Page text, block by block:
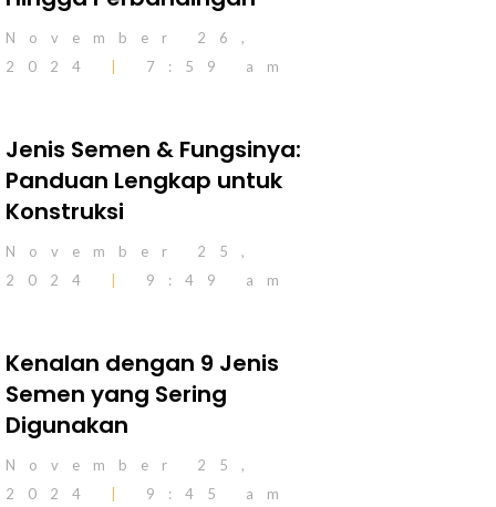
November 26,
2024
7:59 am
Jenis Semen & Fungsinya:
Panduan Lengkap untuk
Konstruksi
November 25,
2024
9:49 am
Kenalan dengan 9 Jenis
Semen yang Sering
Digunakan
November 25,
2024
9:45 am